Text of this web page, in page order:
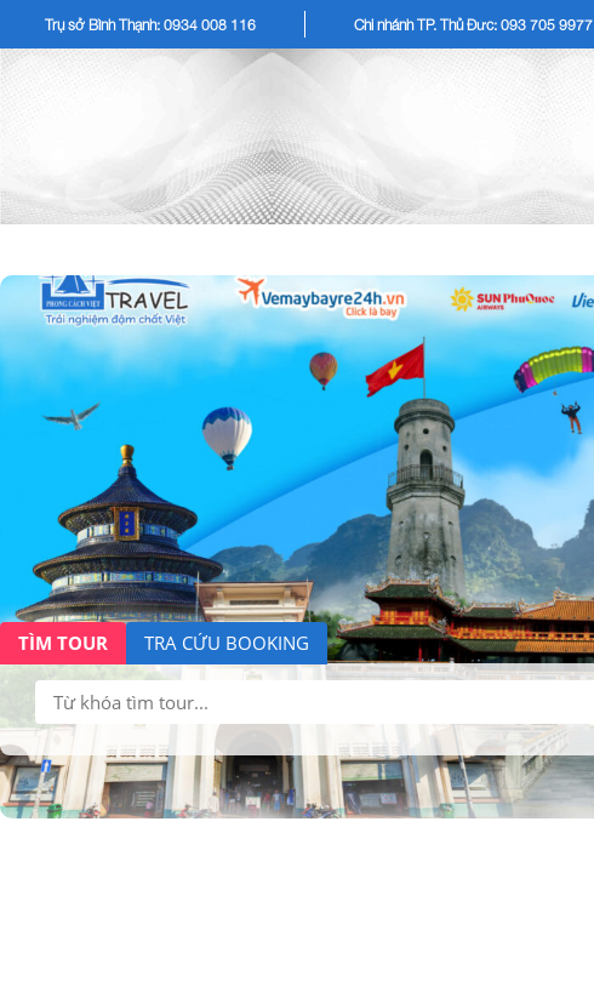
Trụ sở Bình Thạnh: 0934 008 116 Chi nhánh TP. Thủ Đức: 093 705 9977
TÌM TOUR TRA CỨU BOOKING
Tìm
kiếm: